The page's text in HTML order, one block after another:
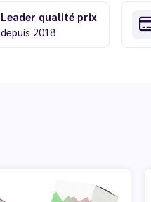
Leader qualité prix
depuis 2018